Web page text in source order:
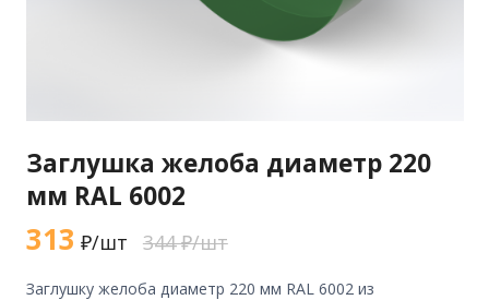
Заглушка желоба диаметр 220
мм RAL 6002
313 ₽/шт 344 ₽/шт
заглушку желоба диаметр 220 мм RAL 6002 из